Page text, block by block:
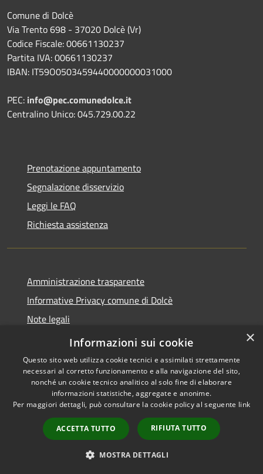
Comune di Dolcè
Via Trento 698 - 37020 Dolcè (Vr)
Codice Fiscale: 00661130237
Partita IVA: 00661130237
IBAN: IT59O0503459440000000031000
PEC: info@pec.comunedolce.it
Centralino Unico: 045.729.00.22
Prenotazione appuntamento
Segnalazione disservizio
Leggi le FAQ
Richiesta assistenza
Amministrazione trasparente
Informative Privacy comune di Dolcè
Note legali
Dichiarazione di accessibilità
Accessibilità
Copyright © 2026 • Comune di
Dolcè • Powered by
Municipium•
Accesso
redazione
×
Informazioni sui cookie
Questo sito web utilizza cookie tecnici e assimilati strettamente
necessari al corretto funzionamento e alla navigazione del sito,
nonché un cookie tecnico analitico al solo fine di elaborare
informazioni statistiche, aggregate e anonime.
Per maggiori dettagli, può consultare la cookie policy al seguente link
ACCETTA TUTTO RIFIUTA TUTTO
MOSTRA DETTAGLI